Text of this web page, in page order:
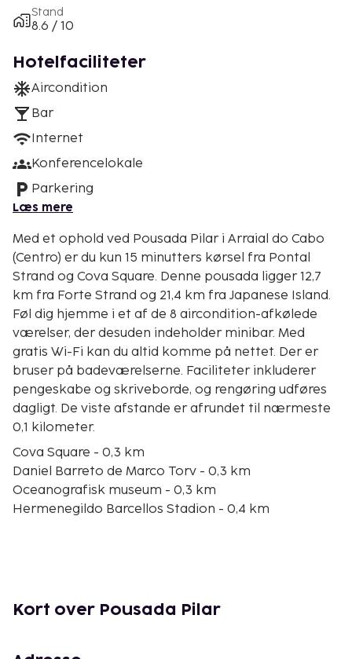
Stand
8.6 / 10
Hotelfaciliteter
Aircondition
Bar
Internet
Konferencelokale
Parkering
Læs mere
Med et ophold ved Pousada Pilar i Arraial do Cabo
(Centro) er du kun 15 minutters kørsel fra Pontal
Strand og Cova Square. Denne pousada ligger 12,7
km fra Forte Strand og 21,4 km fra Japanese Island.
Føl dig hjemme i et af de 8 aircondition-afkølede
værelser, der desuden indeholder minibar. Med
gratis Wi-Fi kan du altid komme på nettet. Der er
bruser på badeværelserne. Faciliteter inkluderer
pengeskabe og skriveborde, og rengøring udføres
dagligt. De viste afstande er afrundet til nærmeste
0,1 kilometer.
Cova Square - 0,3 km
Daniel Barreto de Marco Torv - 0,3 km
Oceanografisk museum - 0,3 km
Hermenegildo Barcellos Stadion - 0,4 km
Arraial do Cabo Kommunale Rådhus - 0,6 km
Kort over Pousada Pilar